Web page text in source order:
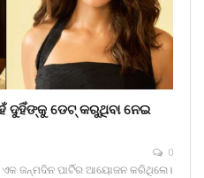
ଦୁହିଁଙ୍କୁ ଡେଟ୍ କରୁଥିବା ନେଇ
0
ଜନ୍ମଦିନ ପାର୍ଟିର ଆୟୋଜନ କରିଥିଲେ।